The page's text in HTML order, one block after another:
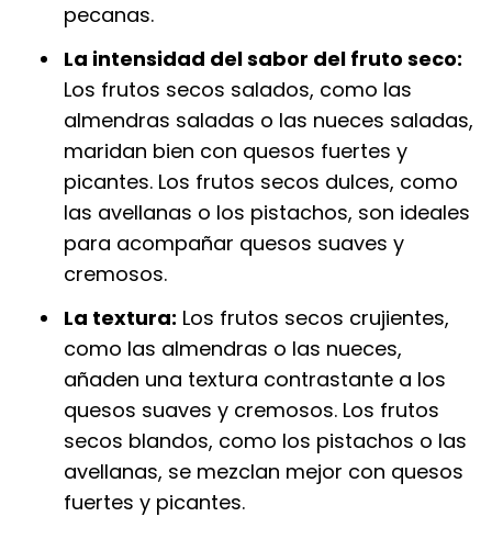
pecanas.
La intensidad del sabor del fruto seco:
Los frutos secos salados, como las
almendras saladas o las nueces saladas,
maridan bien con quesos fuertes y
picantes. Los frutos secos dulces, como
las avellanas o los pistachos, son ideales
para acompañar quesos suaves y
cremosos.
La textura: Los frutos secos crujientes,
como las almendras o las nueces,
añaden una textura contrastante a los
quesos suaves y cremosos. Los frutos
secos blandos, como los pistachos o las
avellanas, se mezclan mejor con quesos
fuertes y picantes.